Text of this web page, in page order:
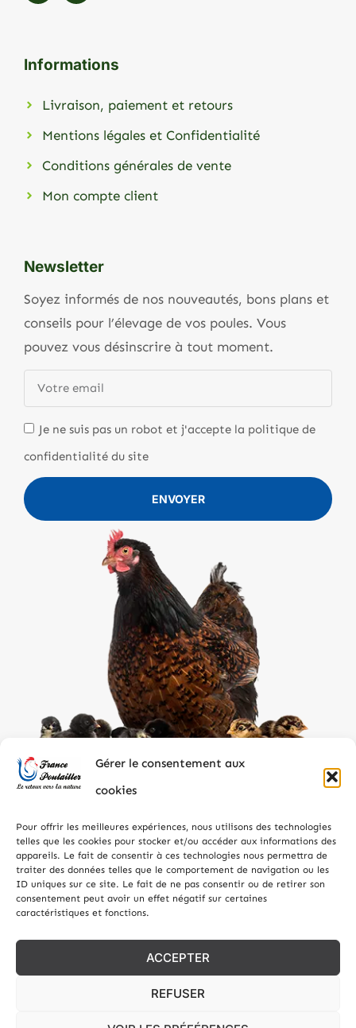
Gérer le consentement aux
cookies
Pour offrir les meilleures expériences, nous utilisons des technologies
telles que les cookies pour stocker et/ou accéder aux informations des
appareils. Le fait de consentir à ces technologies nous permettra de
traiter des données telles que le comportement de navigation ou les
ID uniques sur ce site. Le fait de ne pas consentir ou de retirer son
consentement peut avoir un effet négatif sur certaines
caractéristiques et fonctions.
ACCEPTER
REFUSER
Informations
Livraison, paiement et retours
Mentions légales et Confidentialité
Conditions générales de vente
Mon compte client
Newsletter
Soyez informés de nos nouveautés, bons plans et
conseils pour l’élevage de vos poules. Vous
pouvez vous désinscrire à tout moment.
Je ne suis pas un robot et j'accepte la politique de
confidentialité du site
ENVOYER
– Site internet réalisé avec le soutien